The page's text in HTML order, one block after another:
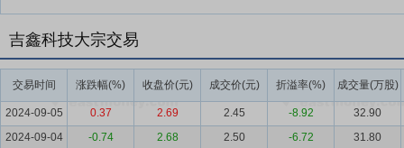
持。
要点7：客户资源优势
为国内外著名的风电整机厂商，在风电行业占有重要地位。目前，公
气等国内龙头企业建立了长期稳定的战略合作伙伴关系，客户粘性持
要点8：研发技术优势
公司始终将技术研发与知识产权建设作为核
项；截至报告期末，累计通过授权专利92项，其中发明专利34项、美
吉鑫科技大宗交易
交易时间 涨跌幅(%) 收盘价(元) 成交价(元) 折溢率(%) 成交量(万股)
2024-09-05 0.37 2.69 2.45 -8.92
32.90
2024-09-04
-0.74 2.68 2.50 -6.72
31.80